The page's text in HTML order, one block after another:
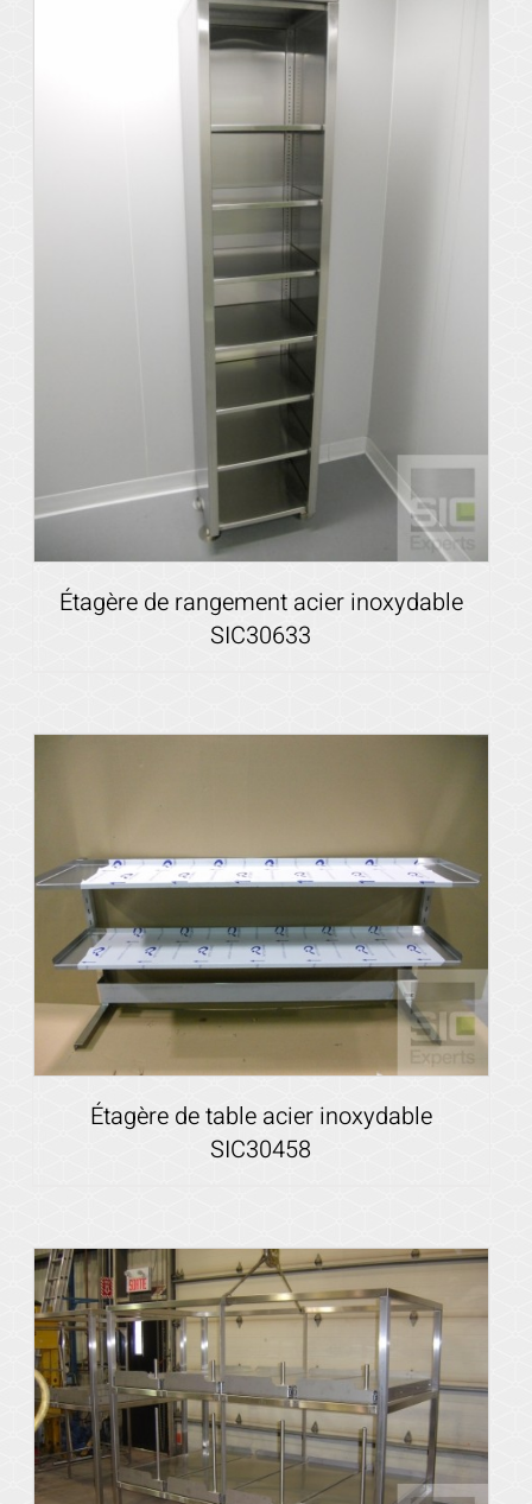
Étagère de rangement acier inoxydable
SIC30633
Voir les détails
Étagère de table acier inoxydable
SIC30458